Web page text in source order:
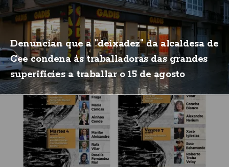
Denuncian que a "deixadez" da alcaldesa de
Cee condena ás traballadoras das grandes
superificies a traballar o 15 de agosto